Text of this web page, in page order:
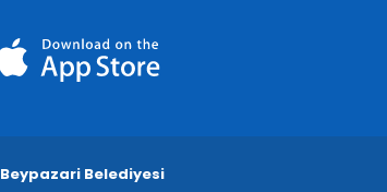
Beypazari Belediyesi